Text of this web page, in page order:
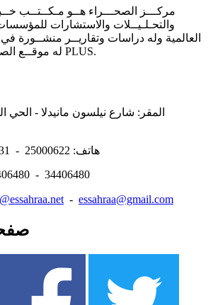
مركـــز الصحـــراء هــو مـكــتــب
والتحـلـيــلات والاستشارات
العالمية وله دراسات وتقاريــر منشــورة في
له موقــع الصحراء ومنصة الصحراء PLUS.
هاتف: 25000622 - 45250731 - 45255931
- 34406480
- essahraa@gmail.com